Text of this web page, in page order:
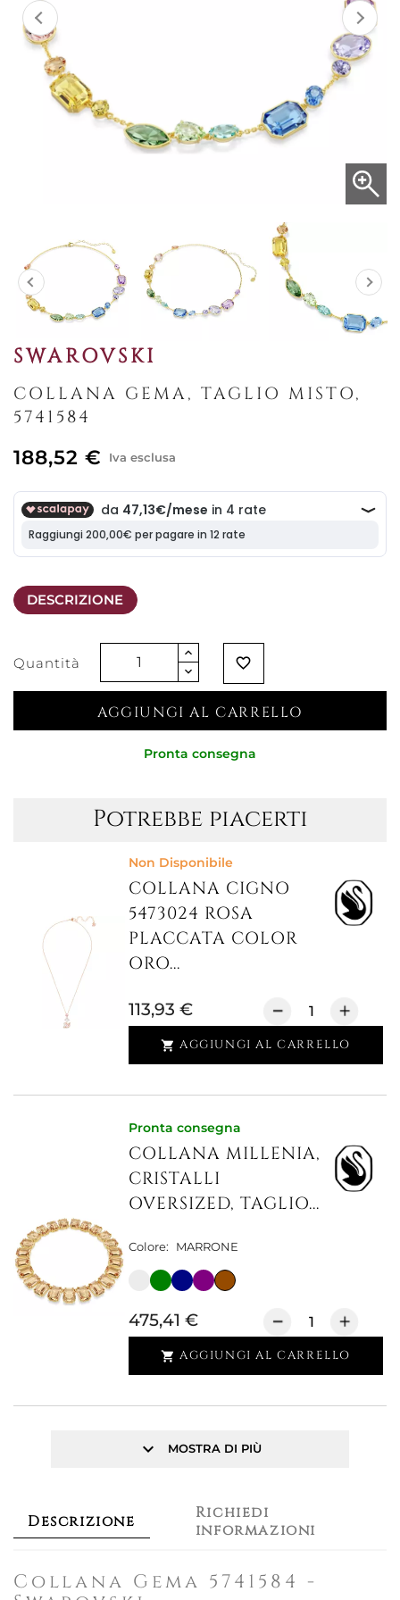
SWAROVSKI
COLLANA GEMA, TAGLIO MISTO,
5741584
188,52 € Iva esclusa
DESCRIZIONE
Quantità favorite_border
AGGIUNGI AL CARRELLO
Pronta consegna
Potrebbe piacerti
Non Disponibile
COLLANA CIGNO
5473024 ROSA
PLACCATA COLOR
ORO...
113,93 €
 AGGIUNGI AL CARRELLO
Pronta consegna
COLLANA MILLENIA,
CRISTALLI
OVERSIZED, TAGLIO...
Colore: MARRONE
475,41 €
 AGGIUNGI AL CARRELLO
keyboard_arrow_down MOSTRA DI PIÙ
Descrizione
Richiedi
informazioni
Collana Gema 5741584 -